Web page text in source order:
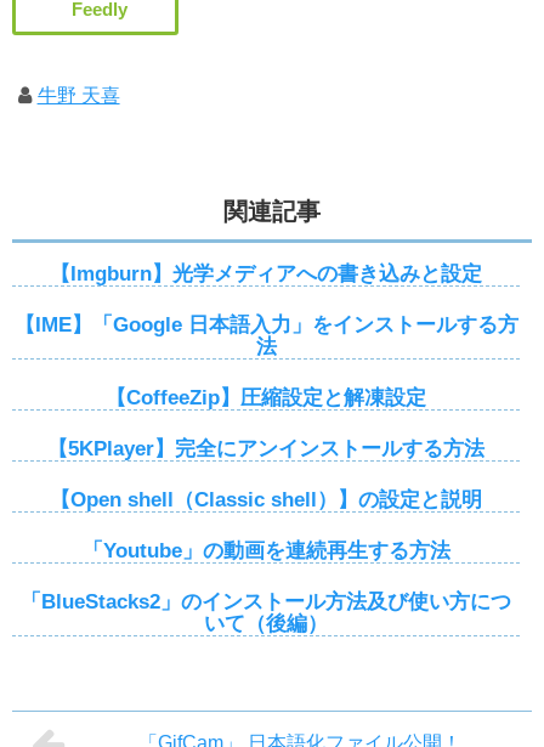
牛野 天喜
関連記事
【Imgburn】光学メディアへの書き込みと設定
【IME】「Google 日本語入力」をインストールする方
法
【CoffeeZip】圧縮設定と解凍設定
【5KPlayer】完全にアンインストールする方法
【Open shell（Classic shell）】の設定と説明
「Youtube」の動画を連続再生する方法
「BlueStacks2」のインストール方法及び使い方につ
いて（後編）